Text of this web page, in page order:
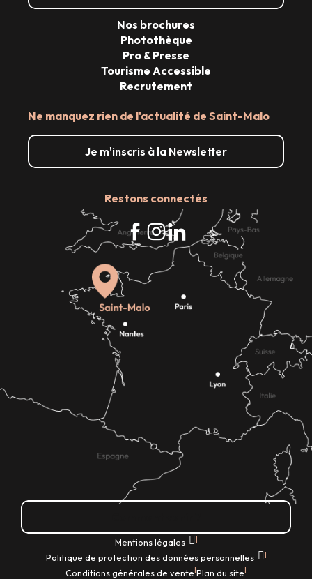
Ne manquez rien de l'actualité de Saint-Malo
Je m'inscris à la Newsletter
Restons connectés
Nos brochures
Photothèque
Pro & Presse
Tourisme Accessible
Recrutement
Mentions légales |
Politique de protection des données personnelles |
Conditions générales de vente|Plan du site|